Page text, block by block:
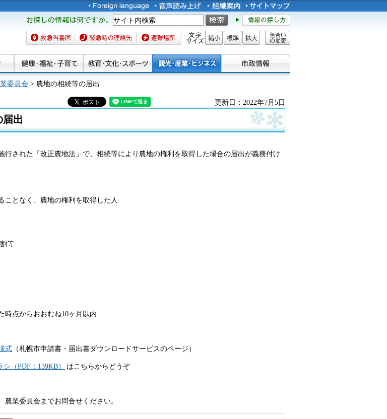
お探しの情報は何です
か。
救急当番医 緊急時の連絡先 避難場所 文字サイズ
縮小 標準 拡大
色合い
委員会 > 農地の相続等の届出
更新日：2022年7月5日
届出
行された「改正農地法」で、相続等により農地の権利を取得した場合の届出が義務付け
ことなく、農地の権利を取得した人
等
時点からおおむね10ヶ月以内
式 （札幌市申請書・届出書ダウンロードサービスのページ）
（PDF：139KB） はこちらからどうぞ
農業委員会までお問合せください。